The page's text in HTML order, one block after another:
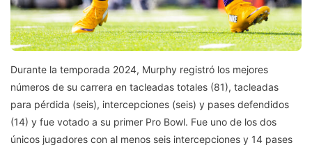
Durante la temporada 2024, Murphy registró los mejores
números de su carrera en tacleadas totales (81), tacleadas
para pérdida (seis), intercepciones (seis) y pases defendidos
(14) y fue votado a su primer Pro Bowl. Fue uno de los dos
únicos jugadores con al menos seis intercepciones y 14 pases